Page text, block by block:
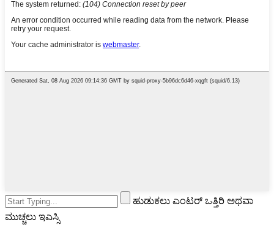
ಹುಡುಕಲು ಎಂಟರ್ ಒತ್ತಿರಿ ಅಥವಾ
ಮುಚ್ಚಲು ಇಎಸ್ಸಿ